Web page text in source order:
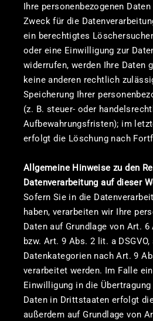
Ihre personenbezogenen
Zweck für die
ein berechtigtes
oder eine Einwilligung zur
widerrufen, werden Ihre Daten
keine anderen rechtlich
Speicherung Ihrer
(z. B. steuer- oder
Aufbewahrungsfristen); im
erfolgt die Löschung nach
Allgemeine Hinweise zu den
Datenverarbeitung auf dieser
Sofern Sie in die
haben, verarbeiten wir Ihre
Daten auf Grundlage von Art. 6
bzw. Art. 9 Abs. 2 lit. a
Datenkategorien nach Art. 9
verarbeitet werden. Im Falle
Einwilligung in die
Daten in Drittstaaten erfolgt
außerdem auf Grundlage von